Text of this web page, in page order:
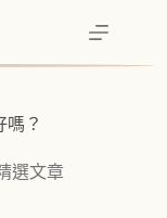
嗎？
選文章